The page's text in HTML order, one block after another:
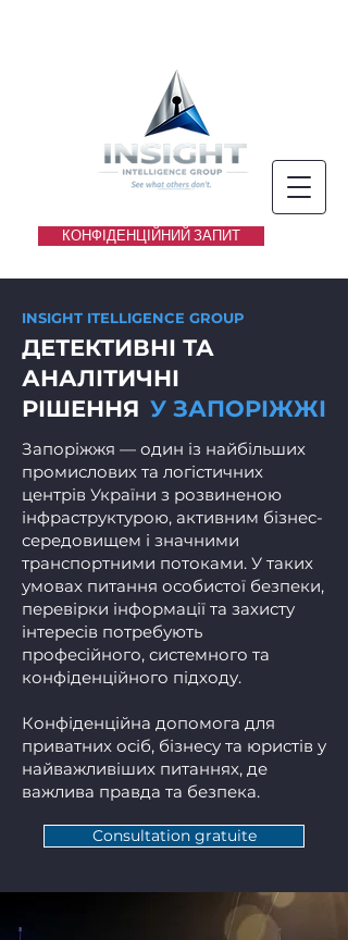
КОНФІДЕНЦІЙНИЙ ЗАПИТ
INSIGHT IТЕLLIGENCE GROUP
ДЕТЕКТИВНІ ТА
АНАЛІТИЧНІ
РІШЕННЯ У ЗАПОРІЖЖІ
Запоріжжя — один із найбільших
промислових та логістичних
центрів України з розвиненою
інфраструктурою, активним бізнес-
середовищем і значними
транспортними потоками. У таких
умовах питання особистої безпеки,
перевірки інформації та захисту
інтересів потребують
професійного, системного та
конфіденційного підходу.
Конфіденційна допомога для
приватних осіб, бізнесу та юристів у
найважливіших питаннях, де
важлива правда та безпека.
Consultation gratuite